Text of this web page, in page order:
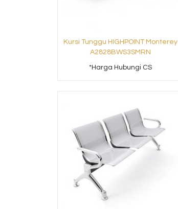
Kursi Tunggu HIGHPOINT Monterey
A2828BWS3SMRN
*Harga Hubungi CS